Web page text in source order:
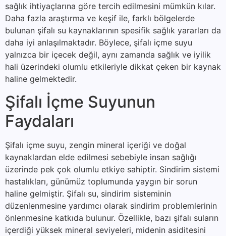
sağlık ihtiyaçlarına göre tercih edilmesini mümkün kılar.
Daha fazla araştırma ve keşif ile, farklı bölgelerde
bulunan şifalı su kaynaklarının spesifik sağlık yararları da
daha iyi anlaşılmaktadır. Böylece, şifalı içme suyu
yalnızca bir içecek değil, aynı zamanda sağlık ve iyilik
hali üzerindeki olumlu etkileriyle dikkat çeken bir kaynak
haline gelmektedir.
Şifalı İçme Suyunun
Faydaları
Şifalı içme suyu, zengin mineral içeriği ve doğal
kaynaklardan elde edilmesi sebebiyle insan sağlığı
üzerinde pek çok olumlu etkiye sahiptir. Sindirim sistemi
hastalıkları, günümüz toplumunda yaygın bir sorun
haline gelmiştir. Şifalı su, sindirim sisteminin
düzenlenmesine yardımcı olarak sindirim problemlerinin
önlenmesine katkıda bulunur. Özellikle, bazı şifalı suların
içerdiği yüksek mineral seviyeleri, midenin asiditesini